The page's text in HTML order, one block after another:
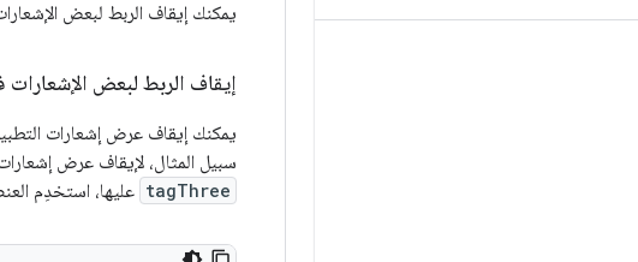
يمكنك إيقاف الربط لبعض
إيقاف الربط لبعض
يمكنك إيقاف عرض إشعارات
سبيل المثال، لإيقاف عرض
tagThree عليها، استخدِم